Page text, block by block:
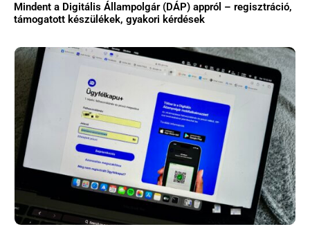
Mindent a Digitális Állampolgár (DÁP) appról – regisztráció,
támogatott készülékek, gyakori kérdések